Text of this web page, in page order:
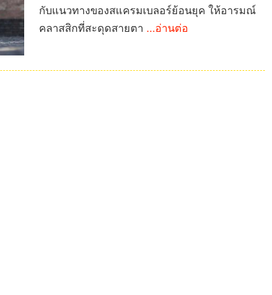
กับแนวทางของสแครมเบลอร์ย้อนยุค ให้อารมณ์
คลาสสิกที่สะดุดสายตา ...อ่านต่อ